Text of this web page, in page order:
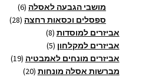
מוצרים מושבי הגבעה לאסלה 6
6
מוצרים ספסלים וכסאות רחצה 28
28
אביזרים למוסדות 8
8
מוצרים
אביזרים למקלחון 5
5
מוצרים
אביזרים מונחים לאמבטיה 19
19
מברשות אסלה מונחות 20
20